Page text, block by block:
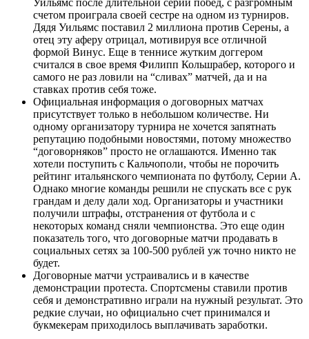
счетом проиграла своей сестре на одном из турниров.
Дядя Уильямс поставил 2 миллиона против Серены, а
отец эту аферу отрицал, мотивируя все отличной
формой Винус. Еще в теннисе жутким доггером
считался в свое время Филипп Кольшрабер, которого и
самого не раз ловили на “сливах” матчей, да и на
ставках против себя тоже.
Официальная информация о договорных матчах
присутствует только в небольшом количестве. Ни
одному организатору турнира не хочется запятнать
репутацию подобными новостями, потому множество
“договорняков” просто не оглашаются. Именно так
хотели поступить с Кальчополи, чтобы не порочить
рейтинг итальянского чемпионата по футболу, Серии А.
Однако многие команды решили не спускать все с рук
грандам и делу дали ход. Организаторы и участники
получили штрафы, отстранения от футбола и с
некоторых команд сняли чемпионства. Это еще один
показатель того, что договорные матчи продавать в
социальных сетях за 100-500 рублей уж точно никто не
будет.
Договорные матчи устраивались и в качестве
демонстрации протеста. Спортсмены ставили против
себя и демонстративно играли на нужный результат. Это
редкие случаи, но официально счет принимался и
букмекерам приходилось выплачивать заработки.